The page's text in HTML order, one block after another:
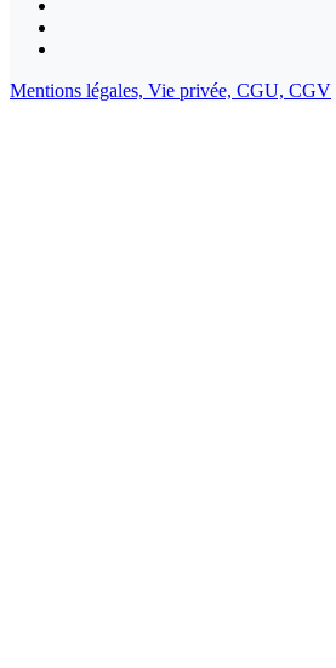
Mentions légales, Vie privée, CGU, CGV